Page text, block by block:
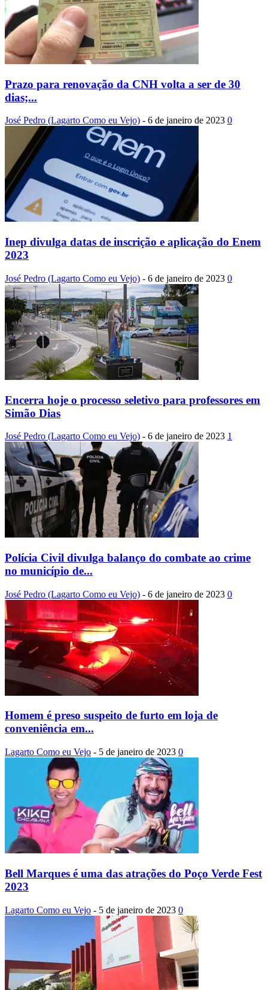
Prazo para renovação da CNH volta a ser de 30
dias;...
José Pedro (Lagarto Como eu Vejo) - 6 de janeiro de 2023 0
Inep divulga datas de inscrição e aplicação do Enem
2023
José Pedro (Lagarto Como eu Vejo) - 6 de janeiro de 2023 0
Encerra hoje o processo seletivo para professores em
Simão Dias
José Pedro (Lagarto Como eu Vejo) - 6 de janeiro de 2023 1
Polícia Civil divulga balanço do combate ao crime
no município de...
José Pedro (Lagarto Como eu Vejo) - 6 de janeiro de 2023 0
Homem é preso suspeito de furto em loja de
conveniência em...
Lagarto Como eu Vejo - 5 de janeiro de 2023 0
Bell Marques é uma das atrações do Poço Verde Fest
2023
Lagarto Como eu Vejo - 5 de janeiro de 2023 0